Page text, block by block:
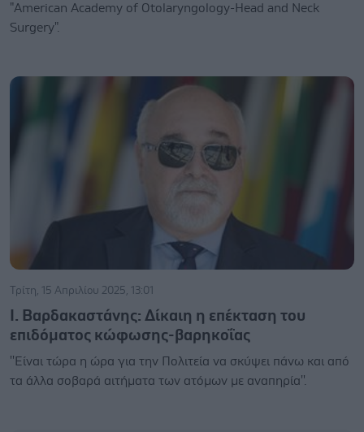
"American Academy of Otolaryngology-Head and Neck
Surgery".
Τρίτη, 15 Απριλίου 2025, 13:01
Ι. Βαρδακαστάνης: Δίκαιη η επέκταση του
επιδόματος κώφωσης-βαρηκοΐας
''Είναι τώρα η ώρα για την Πολιτεία να σκύψει πάνω και από
τα άλλα σοβαρά αιτήματα των ατόμων με αναπηρία''.